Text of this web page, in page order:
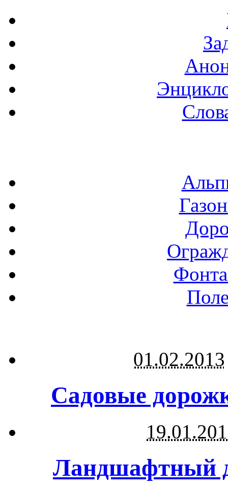
01.02.2013
Садовые
Ландшафтный